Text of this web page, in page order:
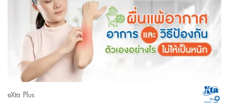
eXta Plus